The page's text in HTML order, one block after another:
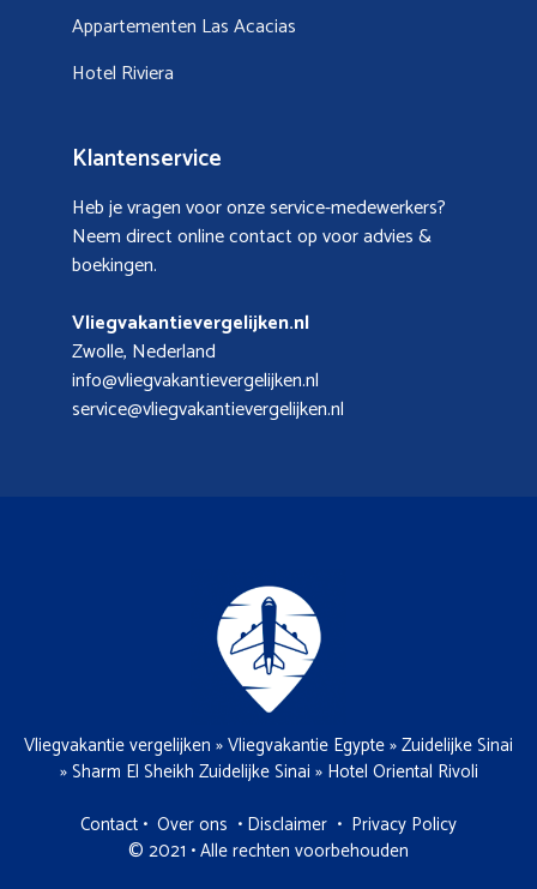
Appartementen Las Acacias
Hotel Riviera
Klantenservice
Heb je vragen voor onze service-medewerkers?
Neem direct online contact op voor advies &
boekingen.
Vliegvakantievergelijken.nl
Zwolle, Nederland
info@vliegvakantievergelijken.nl
service@vliegvakantievergelijken.nl
Vliegvakantie vergelijken »Vliegvakantie Egypte»Zuidelijke Sinai
»Sharm El Sheikh Zuidelijke Sinai » Hotel Oriental Rivoli
Contact • Over ons • Disclaimer • Privacy Policy
© 2021 • Alle rechten voorbehouden